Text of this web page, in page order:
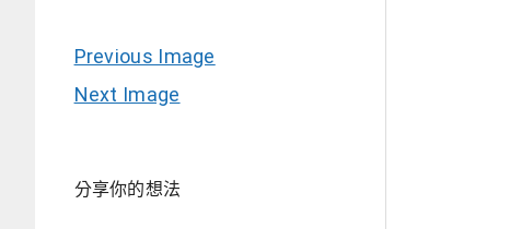
Previous Image
Next Image
分享你的想法